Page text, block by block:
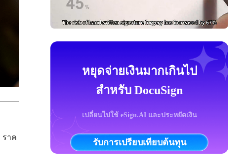
ราค
หยุดจ่ายเงินมากเกินไป
สำหรับ DocuSign
เปลี่ยนไปใช้ eSign.AI และประหยัดเงิน
รับการเปรียบเทียบต้นทุน